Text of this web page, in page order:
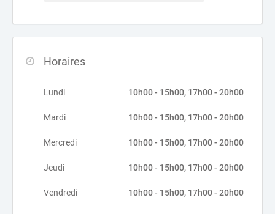
Horaires
Lundi 10h00 - 15h00, 17h00 - 20h00
Mardi 10h00 - 15h00, 17h00 - 20h00
Mercredi 10h00 - 15h00, 17h00 - 20h00
Jeudi 10h00 - 15h00, 17h00 - 20h00
Vendredi 10h00 - 15h00, 17h00 - 20h00